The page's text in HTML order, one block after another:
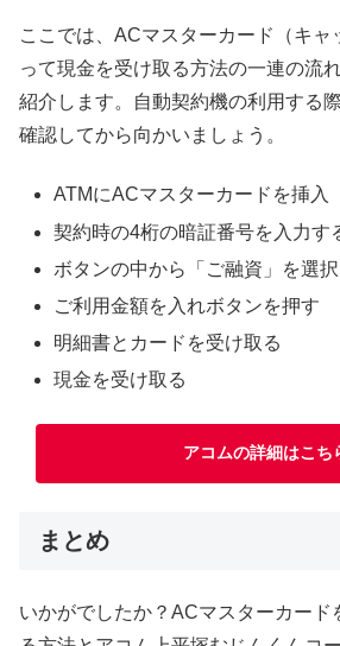
ここでは、ACマスターカード（キャ
って現金を受け取る方法の一連の流
紹介します。自動契約機の利用する
確認してから向かいましょう。
ATMにACマスターカードを挿入
契約時の4桁の暗証番号を入力す
ボタンの中から「ご融資」を選
ご利用金額を入れボタンを押す
明細書とカードを受け取る
現金を受け取る
アコムの詳細はこち
まとめ
いかがでしたか？ACマスターカード